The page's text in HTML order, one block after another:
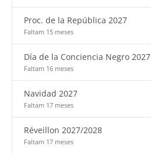
Proc. de la República 2027
Faltam 15 meses
Día de la Conciencia Negro 2027
Faltam 16 meses
Navidad 2027
Faltam 17 meses
Réveillon 2027/2028
Faltam 17 meses